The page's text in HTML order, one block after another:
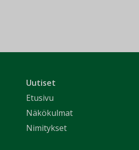
Uutiset
Etusivu
Näkökulmat
Nimitykset